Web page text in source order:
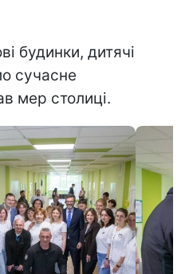
будинки, дитячі
сучасне
мер столиці.